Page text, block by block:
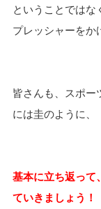
ということではな
プレッシャーをか
皆さんも、スポー
には圭のように、
基本に立ち返って
ていきましょう！